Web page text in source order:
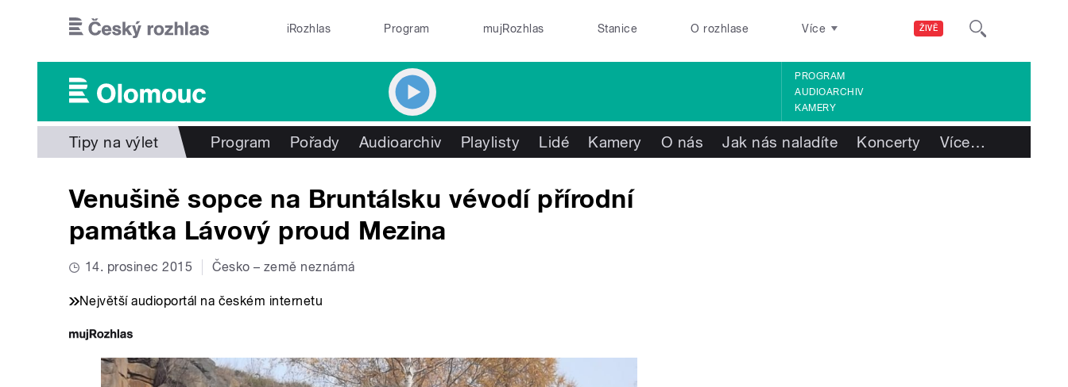
ŽIVĚ
iRozhlas Program mujRozhlas Stanice O rozhlase Více
PROGRAM
AUDIOARCHIV
KAMERY
Tipy na výlet Program Pořady Audioarchiv Playlisty Lidé Kamery O nás Jak nás naladíte Koncerty Více…
Venušině sopce na Bruntálsku vévodí přírodní
památka Lávový proud Mezina
14. prosinec 2015 Česko – země neznámá
Největší audioportál na českém internetu